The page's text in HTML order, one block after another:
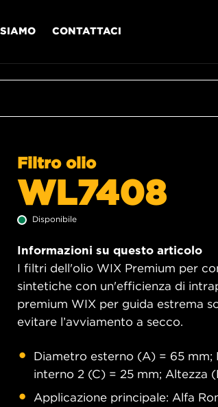
CONTATTACI
Filtro olio
WL7408
Disponibile
Informazioni su questo articolo
I filtri dell'olio WIX Premium per
sintetiche con un'efficienza di
premium WIX per guida estrema
evitare l’avviamento a secco.
Diametro esterno (A) = 65
interno 2 (C) = 25 mm; Altezza
Applicazione principale: Alfa